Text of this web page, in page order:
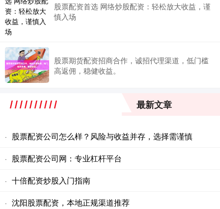
股票配资首选 网络炒股配资：轻松放大收益，谨
慎入场
股票期货配资招商合作，诚招代理渠道，低门槛
高返佣，稳健收益。
最新文章
· 股票配资公司怎么样？风险与收益并存，选择需谨慎
· 股票配资公司网：专业杠杆平台
· 十倍配资炒股入门指南
· 沈阳股票配资，本地正规渠道推荐